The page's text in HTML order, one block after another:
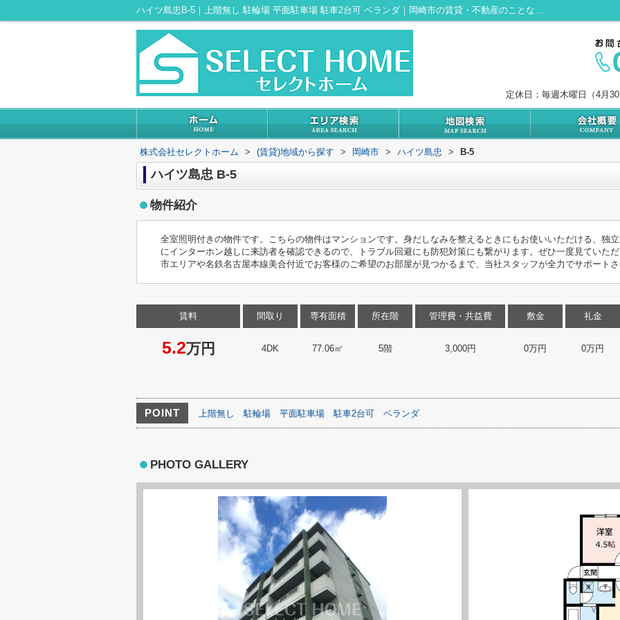
ハイツ島忠B-5｜上階無し 駐輪場 平面駐車場 駐車2台可 ベランダ｜岡崎市の賃貸・不動産のことなら株式会社セレクトホーム
定休日：毎週木曜日（4月
株式会社セレクトホーム > (賃貸)地域から探す > 岡崎市 > ハイツ島忠 > B-5
ハイツ島忠 B-5
物件紹介
全室照明付きの物件です。こちらの物件はマンションです。身だしなみを整えるときにもお使いいただける、独
にインターホン越しに来訪者を確認できるので、トラブル回避にも防犯対策にも繋がります。ぜひ一度見ていた
市エリアや名鉄名古屋本線美合付近でお客様のご希望のお部屋が見つかるまで、当社スタッフが全力でサポート
賃料
5.2万円
間取り
4DK
専有面積
77.06㎡
所在階
5階
管理費・共益費
3,000円
敷金
0万円
礼金
0万円
POINT 上階無し 駐輪場 平面駐車場 駐車2台可 ベランダ
PHOTO GALLERY